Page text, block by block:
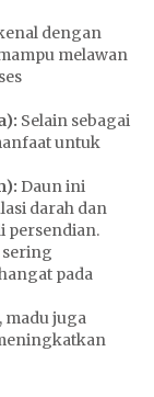
dengan
melawan
Selain sebagai
untuk
Daun ini
darah dan
persendian.
sering
pada
madu juga